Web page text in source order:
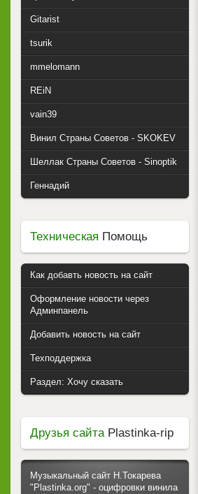
Gitarist
tsurik
mmelomann
REiN
vain39
Винил Страны Советов - SKOKEV
Шеллак Страны Советов - Sinoptik
Геннадий
Техническая Помощь
Как добавть новость на сайт
Оформление новости через
Админпанель
Добавить новость на сайт
Техподдержка
Раздел: Хочу сказать
Друзья сайтаPlastinka-rip
Музыкальный сайт Н.Токарева
"Plastinka.org" - оцифровки винила